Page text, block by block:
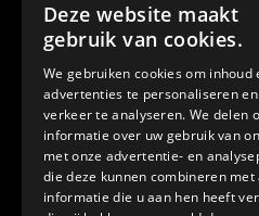
Laatste nieuws en
Ontvang als eerste het
athleten en speciale deals
Schrijf je in
Deze website maakt
gebruik van cookies.
We gebruiken cookies om inhoud
advertenties te personaliseren
verkeer te analyseren. We delen
informatie over uw gebruik van
met onze advertentie- en
die deze kunnen combineren met
informatie die u aan hen heeft